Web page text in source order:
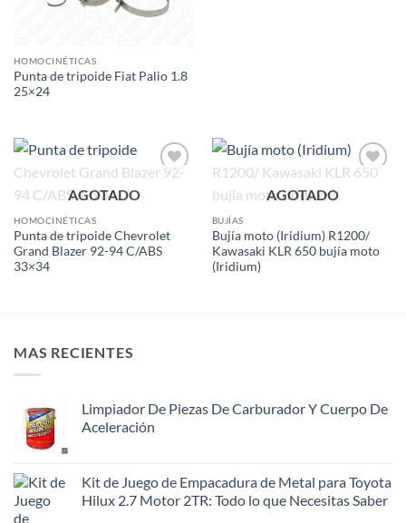
HOMOCINÉTICAS
Punta de tripoide Fiat Palio 1.8
25×24
AGOTADO
HOMOCINÉTICAS
Punta de tripoide Chevrolet
Grand Blazer 92-94 C/ABS
33×34
AGOTADO
BUJÍAS
Bujía moto (Iridium) R1200/
Kawasaki KLR 650 bujía moto
(Iridium)
MAS RECIENTES
Limpiador De Piezas De Carburador Y Cuerpo De
Aceleración
Kit de Juego de Empacadura de Metal para Toyota
Hilux 2.7 Motor 2TR: Todo lo que Necesitas Saber